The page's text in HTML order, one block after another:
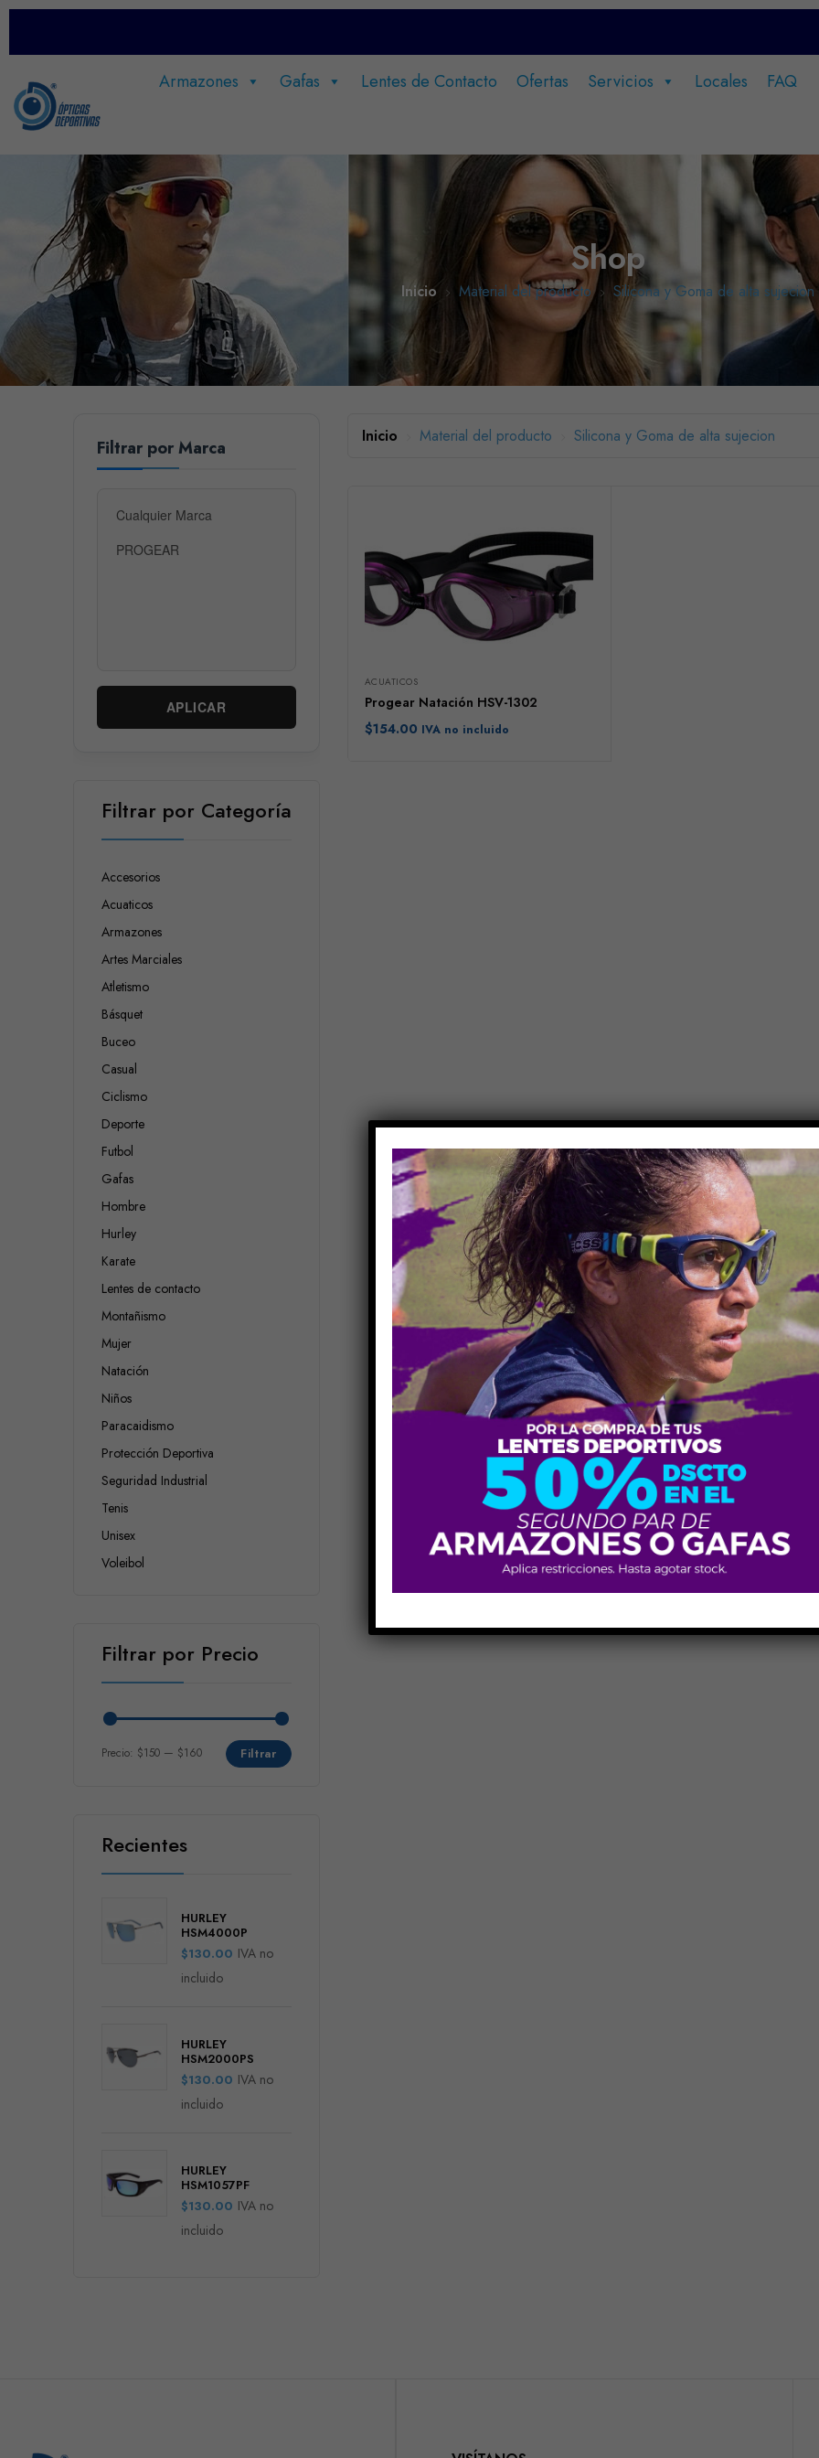
Armazones Gafas Lentes de Contacto Ofertas Servicios Locales FAQ
Shop
Inicio Material del producto Silicona y Goma de alta sujecion
Filtrar por Marca
APLICAR
Filtrar por Categoría
Accesorios
Acuaticos
Armazones
Artes Marciales
Atletismo
Básquet
Buceo
Casual
Ciclismo
Deporte
Futbol
Gafas
Hombre
Hurley
Karate
Lentes de contacto
Montañismo
Mujer
Natación
Niños
Paracaidismo
Protección Deportiva
Seguridad Industrial
Tenis
Unisex
Voleibol
Filtrar por Precio
Filtrar
Precio: $150— $160
Recientes
HURLEY
HSM4000P
$130.00 IVA no
incluido
HURLEY
HSM2000PS
$130.00 IVA no
incluido
HURLEY
HSM1057PF
$130.00 IVA no
incluido
Inicio Material del producto Silicona y Goma de alta sujecion
ACUATICOS
Progear Natación HSV-1302
$154.00 IVA no incluido